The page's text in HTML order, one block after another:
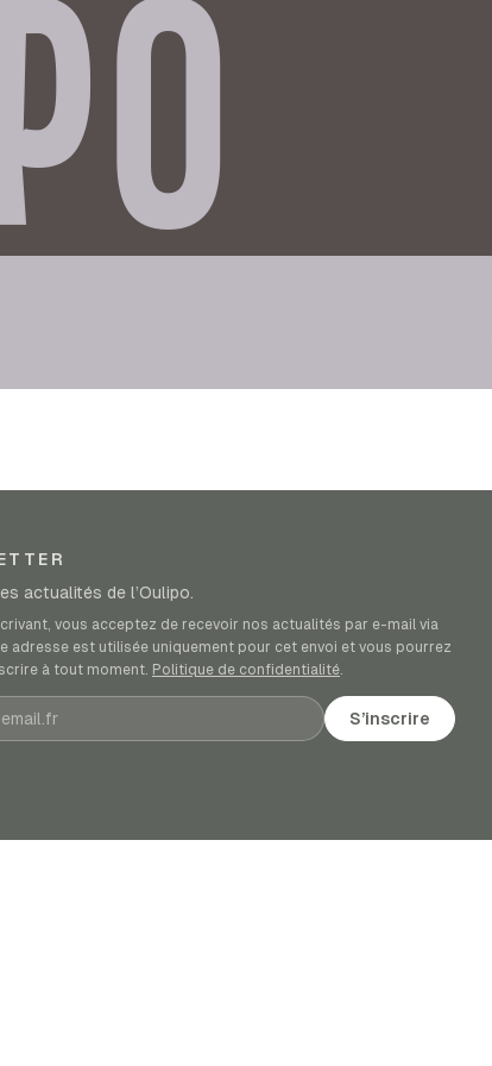
actualités de l’Oulipo.
vous acceptez de recevoir nos actualités par e-mail via
adresse est utilisée uniquement pour cet envoi et vous pourrez
à tout moment. Politique de confidentialité.
mail S’inscrire